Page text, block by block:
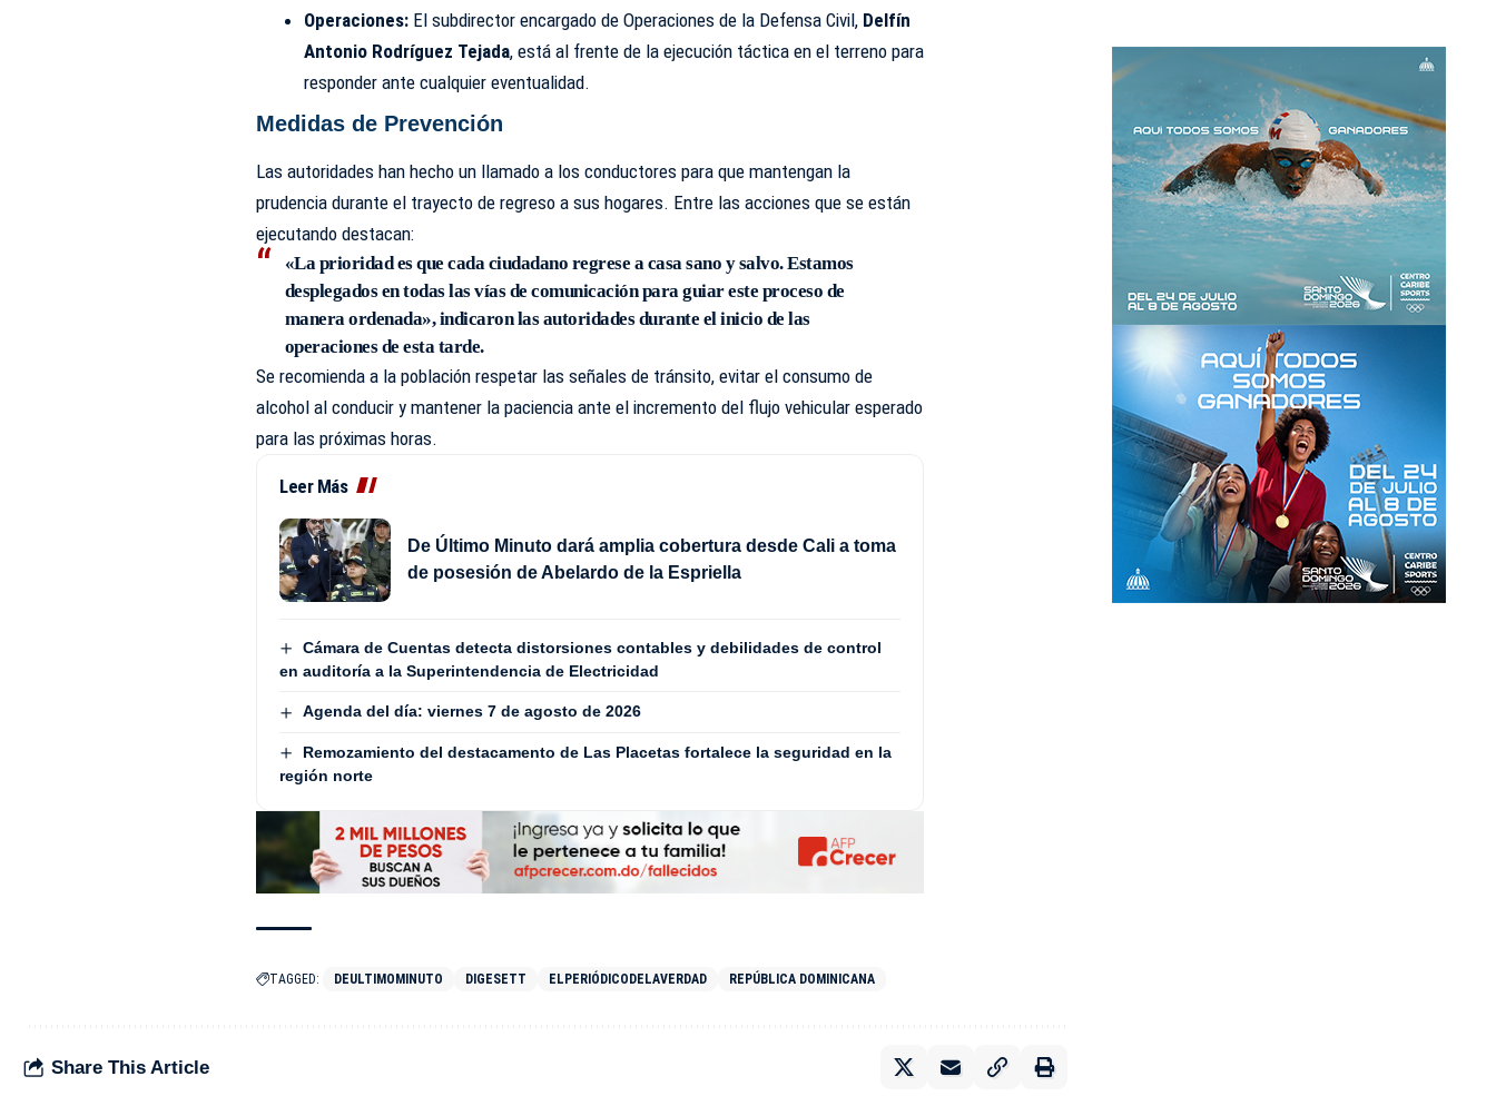
Operaciones:El subdirector encargado de Operaciones de la Defensa Civil, Delfín
Antonio Rodríguez Tejada, está al frente de la ejecución táctica en el terreno para
responder ante cualquier eventualidad.
Medidas de Prevención
Las autoridades han hecho un llamado a los conductores para que mantengan la
prudencia durante el trayecto de regreso a sus hogares. Entre las acciones que se están
ejecutando destacan:
«La prioridad es que cada ciudadano regrese a casa sano y salvo. Estamos
desplegados en todas las vías de comunicación para guiar este proceso de
manera ordenada», indicaron las autoridades durante el inicio de las
operaciones de esta tarde.
Se recomienda a la población respetar las señales de tránsito, evitar el consumo de
alcohol al conducir y mantener la paciencia ante el incremento del flujo vehicular esperado
para las próximas horas.
Leer Más
De Último Minuto dará amplia cobertura desde Cali a toma
de posesión de Abelardo de la Espriella
Cámara de Cuentas detecta distorsiones contables y debilidades de control
en auditoría a la Superintendencia de Electricidad
Agenda del día: viernes 7 de agosto de 2026
Remozamiento del destacamento de Las Placetas fortalece la seguridad en la
región norte
TAGGED: DEULTIMOMINUTO DIGESETT ELPERIÓDICODELAVERDAD REPÚBLICA DOMINICANA
Share This Article